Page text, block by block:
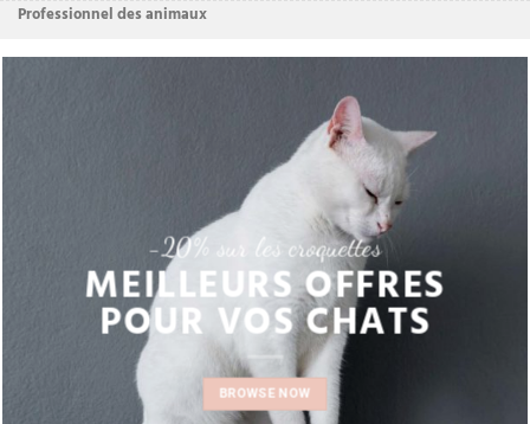
Professionnel des animaux
-20% sur les croquettes
MEILLEURS OFFRES
POUR VOS CHATS
BROWSE NOW